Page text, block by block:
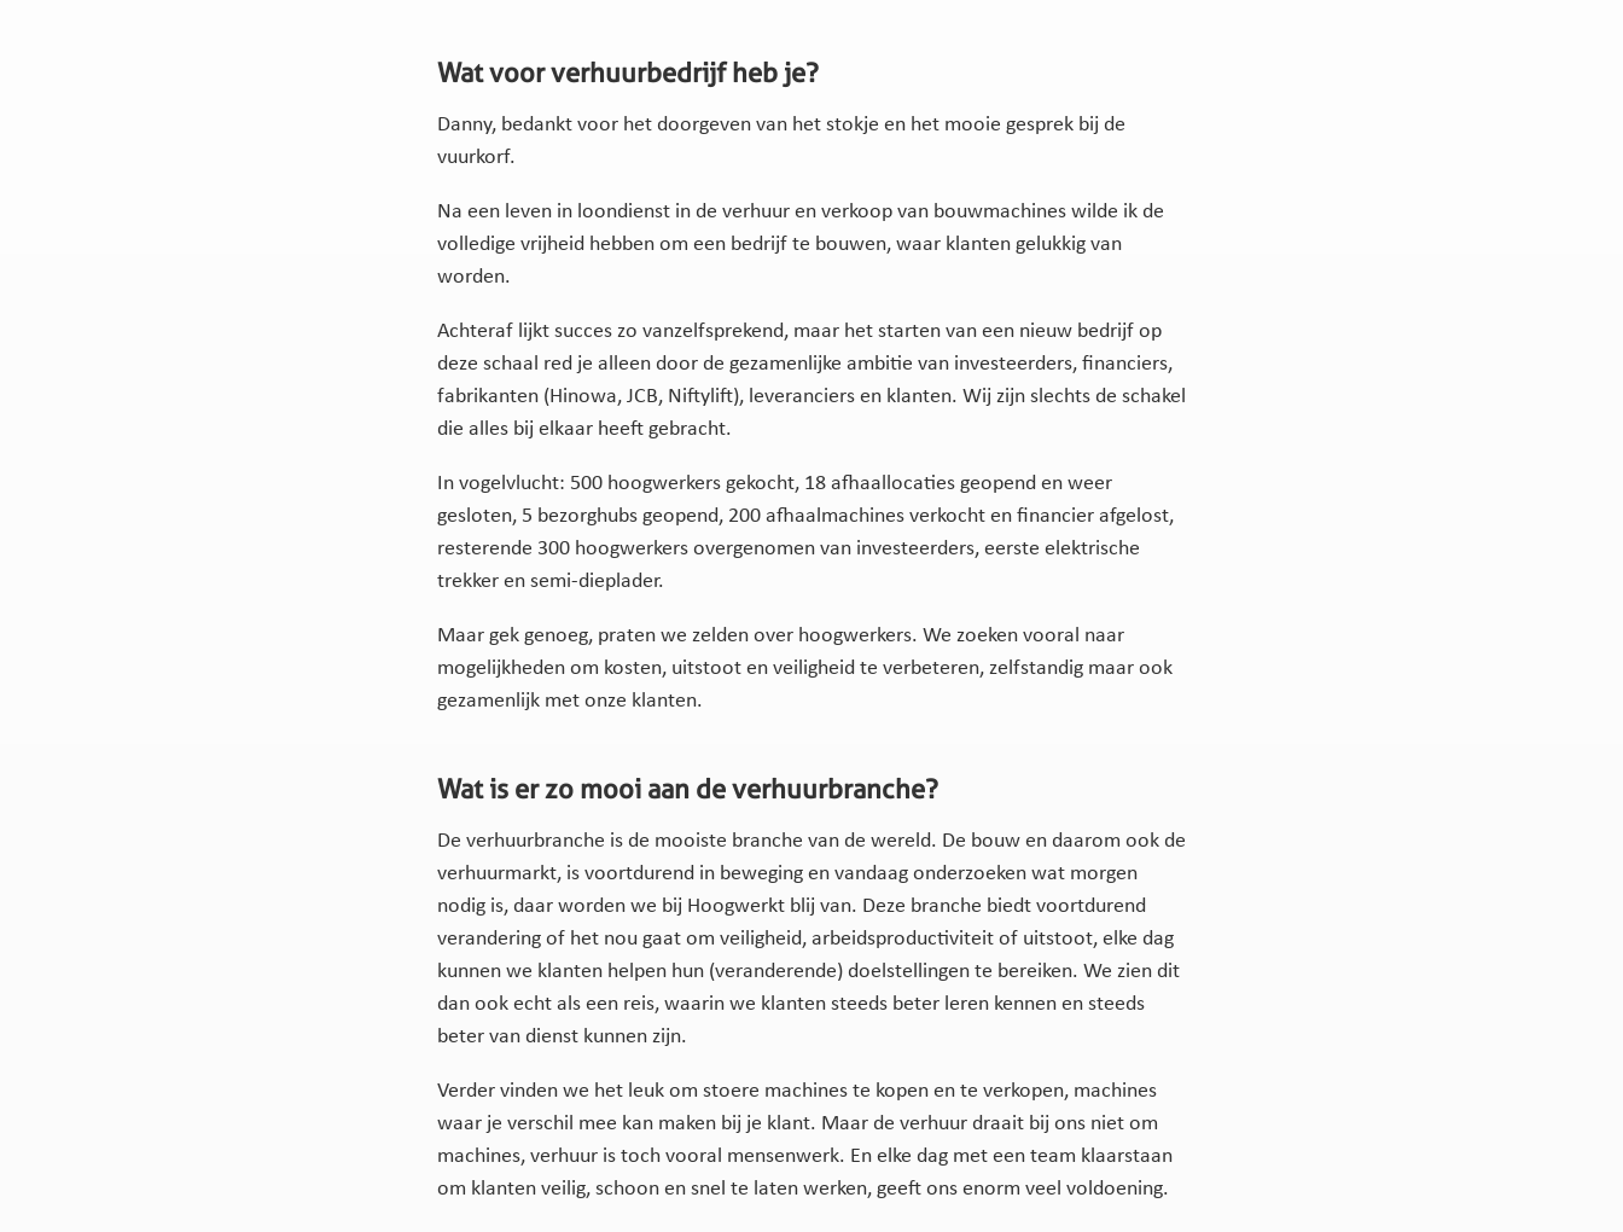
Wat voor verhuurbedrijf heb je?
Danny, bedankt voor het doorgeven van het stokje en het mooie gesprek bij de
vuurkorf.
Na een leven in loondienst in de verhuur en verkoop van bouwmachines wilde ik de
volledige vrijheid hebben om een bedrijf te bouwen, waar klanten gelukkig van
worden.
Achteraf lijkt succes zo vanzelfsprekend, maar het starten van een nieuw bedrijf op
deze schaal red je alleen door de gezamenlijke ambitie van investeerders, financiers,
fabrikanten (Hinowa, JCB, Niftylift), leveranciers en klanten. Wij zijn slechts de schakel
die alles bij elkaar heeft gebracht.
In vogelvlucht: 500 hoogwerkers gekocht, 18 afhaallocaties geopend en weer
gesloten, 5 bezorghubs geopend, 200 afhaalmachines verkocht en financier afgelost,
resterende 300 hoogwerkers overgenomen van investeerders, eerste elektrische
trekker en semi-dieplader.
Maar gek genoeg, praten we zelden over hoogwerkers. We zoeken vooral naar
mogelijkheden om kosten, uitstoot en veiligheid te verbeteren, zelfstandig maar ook
gezamenlijk met onze klanten.
Wat is er zo mooi aan de verhuurbranche?
De verhuurbranche is de mooiste branche van de wereld. De bouw en daarom ook de
verhuurmarkt, is voortdurend in beweging en vandaag onderzoeken wat morgen
nodig is, daar worden we bij Hoogwerkt blij van. Deze branche biedt voortdurend
verandering of het nou gaat om veiligheid, arbeidsproductiviteit of uitstoot, elke dag
kunnen we klanten helpen hun (veranderende) doelstellingen te bereiken. We zien dit
dan ook echt als een reis, waarin we klanten steeds beter leren kennen en steeds
beter van dienst kunnen zijn.
Verder vinden we het leuk om stoere machines te kopen en te verkopen, machines
waar je verschil mee kan maken bij je klant. Maar de verhuur draait bij ons niet om
machines, verhuur is toch vooral mensenwerk. En elke dag met een team klaarstaan
om klanten veilig, schoon en snel te laten werken, geeft ons enorm veel voldoening.